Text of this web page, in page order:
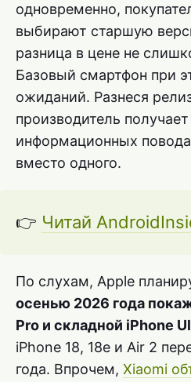
одновременно,
выбирают старшую
разница в цене не
Базовый смартфон при
ожиданий. Разнеся
производитель
информационных
вместо одного.
👉 Читай
По слухам, Apple
осенью 2026 года
Pro и складной iPhone
iPhone 18, 18e и Air 2
года. Впрочем, Xiaomi